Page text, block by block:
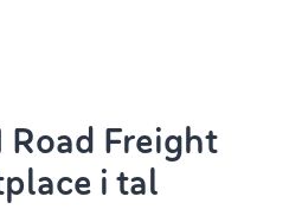
Freight
i tal